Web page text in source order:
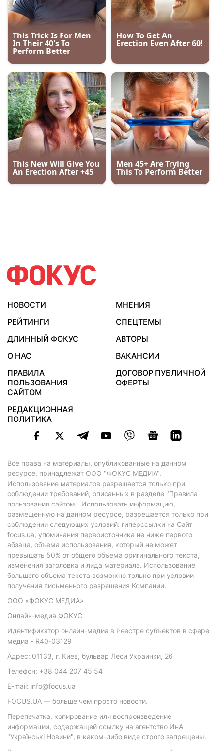
НОВОСТИ
МНЕНИЯ
РЕЙТИНГИ
СПЕЦТЕМЫ
ДЛИННЫЙ ФОКУС
АВТОРЫ
О НАС
ВАКАНСИИ
ПРАВИЛА
ПОЛЬЗОВАНИЯ
САЙТОМ
ДОГОВОР ПУБЛИЧНОЙ
ОФЕРТЫ
РЕДАКЦИОННАЯ
ПОЛИТИКА
Все права на материалы, опубликованные на данном
ресурсе, принадлежат ООО "ФОКУС МЕДИА".
Использование материалов разрешается только при
соблюдении требований, описанных в разделе "Правила
пользования сайтом". Использовать информацию,
размещенную на данном ресурсе, разрешается только при
соблюдении следующих условий: гиперссылки на Сайт
focus.ua, упоминания первоисточника не ниже первого
абзаца, объема использования, который не может
превышать 50% от общего объема оригинального текста,
изменения заголовка и лида материала. Использование
большего объема текста возможно только при условии
получения письменного разрешения Компании.
ООО «ФОКУС МЕДИА»
Онлайн-медиа ФОКУС
Идентификатор онлайн-медиа в Реестре субъектов в сфере
медиа - R40-03129
Адрес: 01133, г. Киев, бульвар Леси Украинки, 26
Телефон: +38 044 207 45 54
E-mail: info@focus.ua
FOCUS.UA — больше чем просто новости.
Перепечатка, копирование или воспроизведение
информации, содержащей ссылку на агентство ИнА
"Українські Новини", в каком-либо виде строго запрещены.